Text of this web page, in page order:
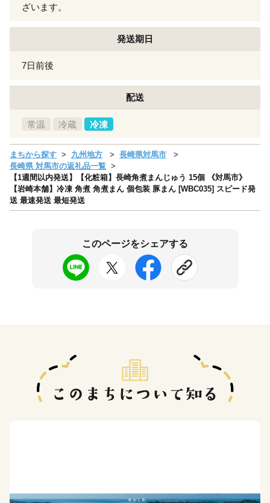
ざいます。
発送期日
7日前後
配送
常温 冷蔵 冷凍
まちから探す 九州地方
長崎県対馬市
長崎県 対馬市の返礼品一覧
【1週間以内発送】【化粧箱】長崎角煮まんじゅう 15個 《対馬市》
【岩崎本舗】冷凍 角煮 角煮まん 個包装 豚まん [WBC035] スピード発
送 最速発送 最短発送
このページをシェアする